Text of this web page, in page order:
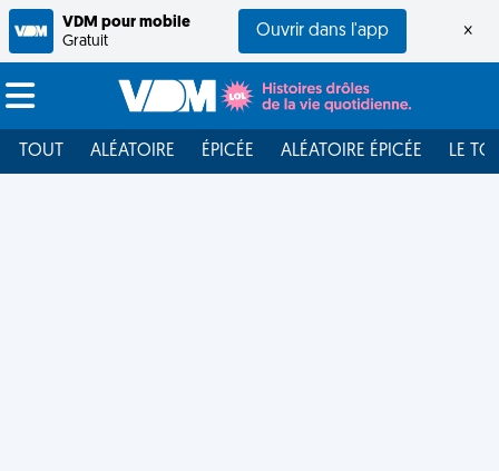
VDM pour mobile
Gratuit
Ouvrir dans l'app ×
TOUT ALÉATOIRE ÉPICÉE ALÉATOIRE ÉPICÉE LE